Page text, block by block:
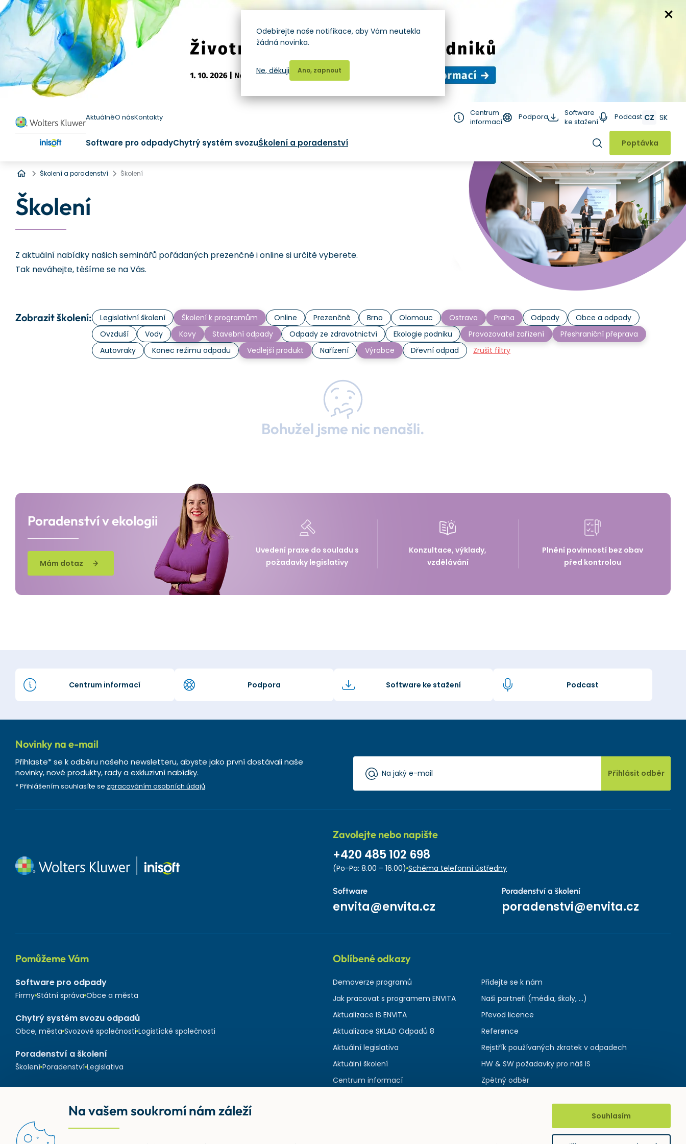
AktuálněO násKontakty
Centrum
informací
Podpora
Software
ke stažení
Podcast CZ SK
Software pro odpadyChytrý systém svozuŠkolení a poradenství Hledat
Poptávka
Úvod
Školení a poradenství Školení
Školení
Z aktuální nabídky našich seminářů pořádaných prezenčně i online si určitě vyberete.
Tak neváhejte, těšíme se na Vás.
Zobrazit školení: Legislativní školení Školení k programům Online Prezenčně Brno Olomouc Ostrava Praha Odpady
Obce a odpady
Ovzduší
Vody Kovy Stavební odpady Odpady ze zdravotnictví Ekologie podniku Provozovatel zařízení
Přeshraniční přeprava
Autovraky
Konec režimu odpadu Vedlejší produkt Nařízení Výrobce Dřevní odpad Zrušit filtry
Bohužel jsme nic nenašli.
Poradenství v ekologii
Mám dotaz
Uvedení praxe do souladu s
požadavky legislativy
Konzultace, výklady,
vzdělávání
Plnění povinností bez obav
před kontrolou
Centrum informací Podpora Software ke stažení Podcast
Novinky na e-mail
Přihlaste* se k odběru našeho newsletteru, abyste jako první dostávali naše
novinky, nové produkty, rady a exkluzivní nabídky.
* Přihlášením souhlasíte se zpracováním osobních údajů.
Přihlásit odběr
Zavolejte nebo napište
+420 485 102 698
(Po-Pa: 8.00 – 16.00) Schéma telefonní ústředny
Software
envita@envita.cz
Poradenství a školení
poradenstvi@envita.cz
Pomůžeme Vám
Software pro odpady
Firmy Státní správa Obce a města
Chytrý systém svozu odpadů
Obce, města Svozové společnosti Logistické společnosti
Poradenství a školení
Školení Poradenství Legislativa
Oblíbené odkazy
Demoverze programů
Jak pracovat s programem ENVITA
Aktualizace IS ENVITA
Aktualizace SKLAD Odpadů 8
Aktuální legislativa
Aktuální školení
Centrum informací
Přidejte se k nám
Naši partneři (média, školy, ...)
Převod licence
Reference
Rejstřík používaných zkratek v odpadech
HW & SW požadavky pro náš IS
Zpětný odběr
Odebírejte naše notifikace, aby Vám neutekla
žádná novinka.
Ano, zapnout
Ne, děkuji
Na vašem soukromí nám záleží Souhlasím